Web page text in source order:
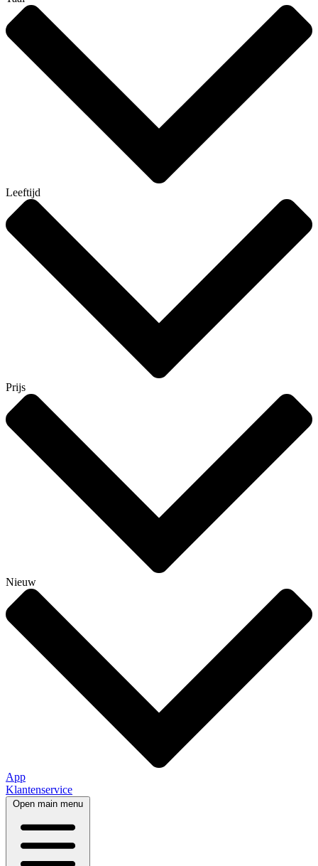
Leeftijd
Prijs
Nieuw
App
Klantenservice
Open main menu